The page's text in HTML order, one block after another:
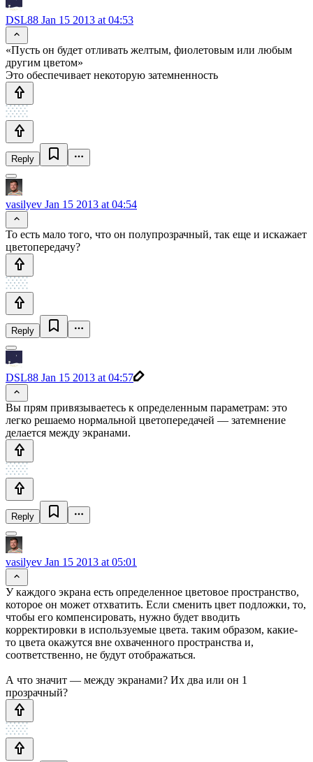
DSL88 Jan 15 2013 at 04:53
«Пусть он будет отливать желтым, фиолетовым или любым
другим цветом»
Это обеспечивает некоторую затемненность
Reply
vasilyev Jan 15 2013 at 04:54
То есть мало того, что он полупрозрачный, так еще и искажает
цветопередачу?
Reply
DSL88 Jan 15 2013 at 04:57
Вы прям привязываетесь к определенным параметрам: это
легко решаемо нормальной цветопередачей — затемнение
делается между экранами.
Reply
vasilyev Jan 15 2013 at 05:01
У каждого экрана есть определенное цветовое пространство,
которое он может отхватить. Если сменить цвет подложки, то,
чтобы его компенсировать, нужно будет вводить
корректировки в используемые цвета. таким образом, какие-
то цвета окажутся вне охваченного пространства и,
соответственно, не будут отображаться.
А что значит — между экранами? Их два или он 1
прозрачный?